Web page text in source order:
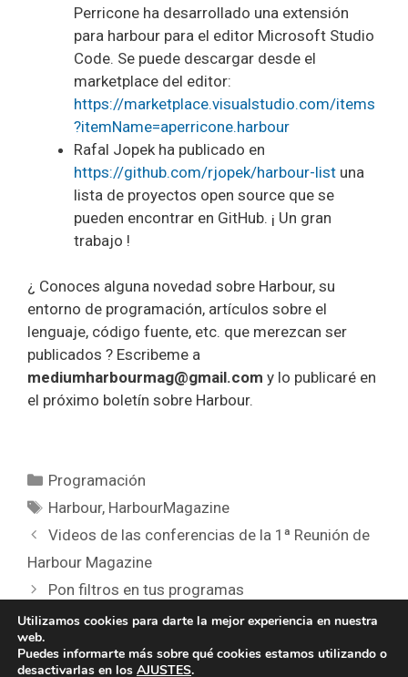
Perricone ha desarrollado una extensión
para harbour para el editor Microsoft Studio
Code. Se puede descargar desde el
marketplace del editor:
https://marketplace.visualstudio.com/items
?itemName=aperricone.harbour
Rafal Jopek ha publicado en
https://github.com/rjopek/harbour-list una
lista de proyectos open source que se
pueden encontrar en GitHub. ¡ Un gran
trabajo !
¿ Conoces alguna novedad sobre Harbour, su
entorno de programación, artículos sobre el
lenguaje, código fuente, etc. que merezcan ser
publicados ? Escribeme a
mediumharbourmag@gmail.com y lo publicaré en
el próximo boletín sobre Harbour.
Categorías
Programación
Etiquetas
Harbour, HarbourMagazine
Videos de las conferencias de la 1ª Reunión de
Harbour Magazine
Pon filtros en tus programas
Utilizamos cookies para darte la mejor experiencia en nuestra
web.
Puedes informarte más sobre qué cookies estamos utilizando o
desactivarlas en los AJUSTES.